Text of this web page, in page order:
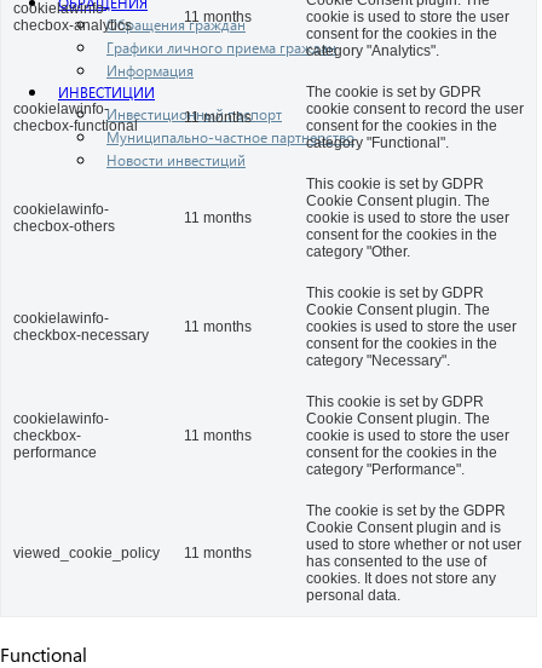
Обращения граждан
Графики личного приема граждан
Информация
ИНВЕСТИЦИИ
Инвестиционный паспорт
Муниципально-частное партнерство
Новости инвестиций
cookielawinfo-
checbox-analytics
11 months
cookie is used to store the user
consent for the cookies in the
category "Analytics".
cookielawinfo-
checbox-functional
11 months
The cookie is set by GDPR
cookie consent to record the user
consent for the cookies in the
category "Functional".
cookielawinfo-
checbox-others
11 months
This cookie is set by GDPR
Cookie Consent plugin. The
cookie is used to store the user
consent for the cookies in the
category "Other.
cookielawinfo-
checkbox-necessary
11 months
This cookie is set by GDPR
Cookie Consent plugin. The
cookies is used to store the user
consent for the cookies in the
category "Necessary".
cookielawinfo-
checkbox-
performance
11 months
This cookie is set by GDPR
Cookie Consent plugin. The
cookie is used to store the user
consent for the cookies in the
category "Performance".
viewed_cookie_policy 11 months
The cookie is set by the GDPR
Cookie Consent plugin and is
used to store whether or not user
has consented to the use of
cookies. It does not store any
personal data.
Functional